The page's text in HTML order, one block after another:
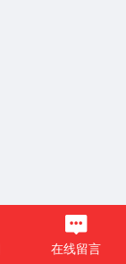
在线留言